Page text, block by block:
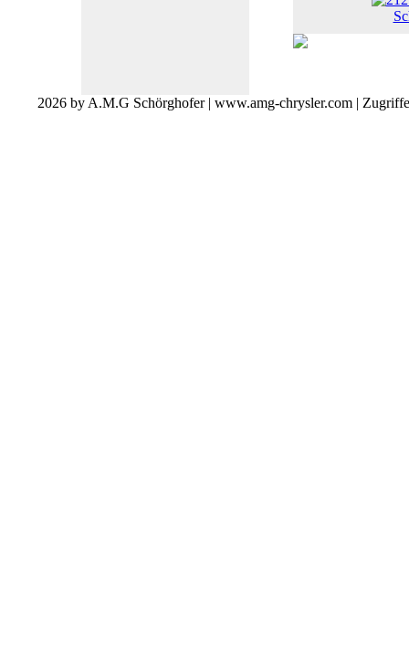
2026 by A.M.G Schörghofer | www.amg-chrysler.com |